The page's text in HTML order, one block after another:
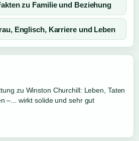
zu Familie und Beziehung
Englisch, Karriere und Leben
zu Winston Churchill: Leben, Taten
–... wirkt solide und sehr gut